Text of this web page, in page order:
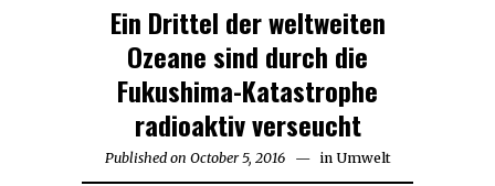
Ein Drittel der weltweiten
Ozeane sind durch die
Fukushima-Katastrophe
radioaktiv verseucht
Published on October 5, 2016Marchin Umwelt